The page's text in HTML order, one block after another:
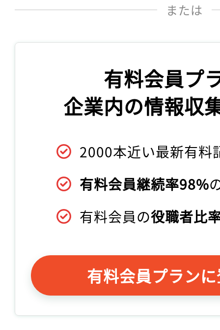
または
有料会員プ
企業内の情報収
2000本近い最新有料
有料会員継続率98%
有料会員の役職者比
有料会員プラン